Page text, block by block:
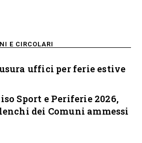
E CIRCOLARI
uffici per ferie estive
Sport e Periferie 2026,
dei Comuni ammessi